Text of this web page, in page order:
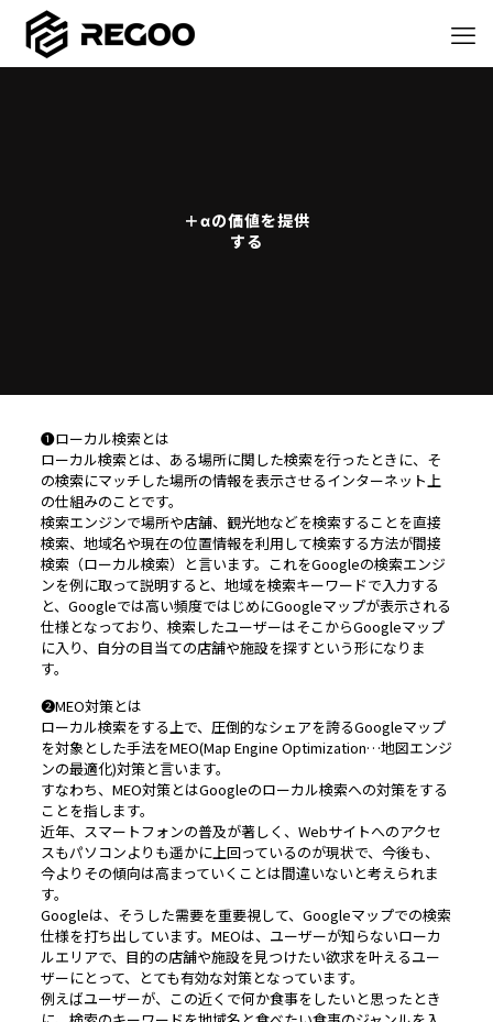
＋αの価値を提供
する
❶ローカル検索とは
ローカル検索とは、ある場所に関した検索を行ったときに、そ
の検索にマッチした場所の情報を表示させるインターネット上
の仕組みのことです。
検索エンジンで場所や店舗、観光地などを検索することを直接
検索、地域名や現在の位置情報を利用して検索する方法が間接
検索（ローカル検索）と言います。これをGoogleの検索エンジ
ンを例に取って説明すると、地域を検索キーワードで入力する
と、Googleでは高い頻度ではじめにGoogleマップが表示される
仕様となっており、検索したユーザーはそこからGoogleマップ
に入り、自分の目当ての店舗や施設を探すという形になりま
す。
❷MEO対策とは
ローカル検索をする上で、圧倒的なシェアを誇るGoogleマップ
を対象とした手法をMEO(Map Engine Optimization…地図エンジ
ンの最適化)対策と言います。
すなわち、MEO対策とはGoogleのローカル検索への対策をする
ことを指します。
近年、スマートフォンの普及が著しく、Webサイトへのアクセ
スもパソコンよりも遥かに上回っているのが現状で、今後も、
今よりその傾向は高まっていくことは間違いないと考えられま
す。
Googleは、そうした需要を重要視して、Googleマップでの検索
仕様を打ち出しています。MEOは、ユーザーが知らないローカ
ルエリアで、目的の店舗や施設を見つけたい欲求を叶えるユー
ザーにとって、とても有効な対策となっています。
例えばユーザーが、この近くで何か食事をしたいと思ったとき